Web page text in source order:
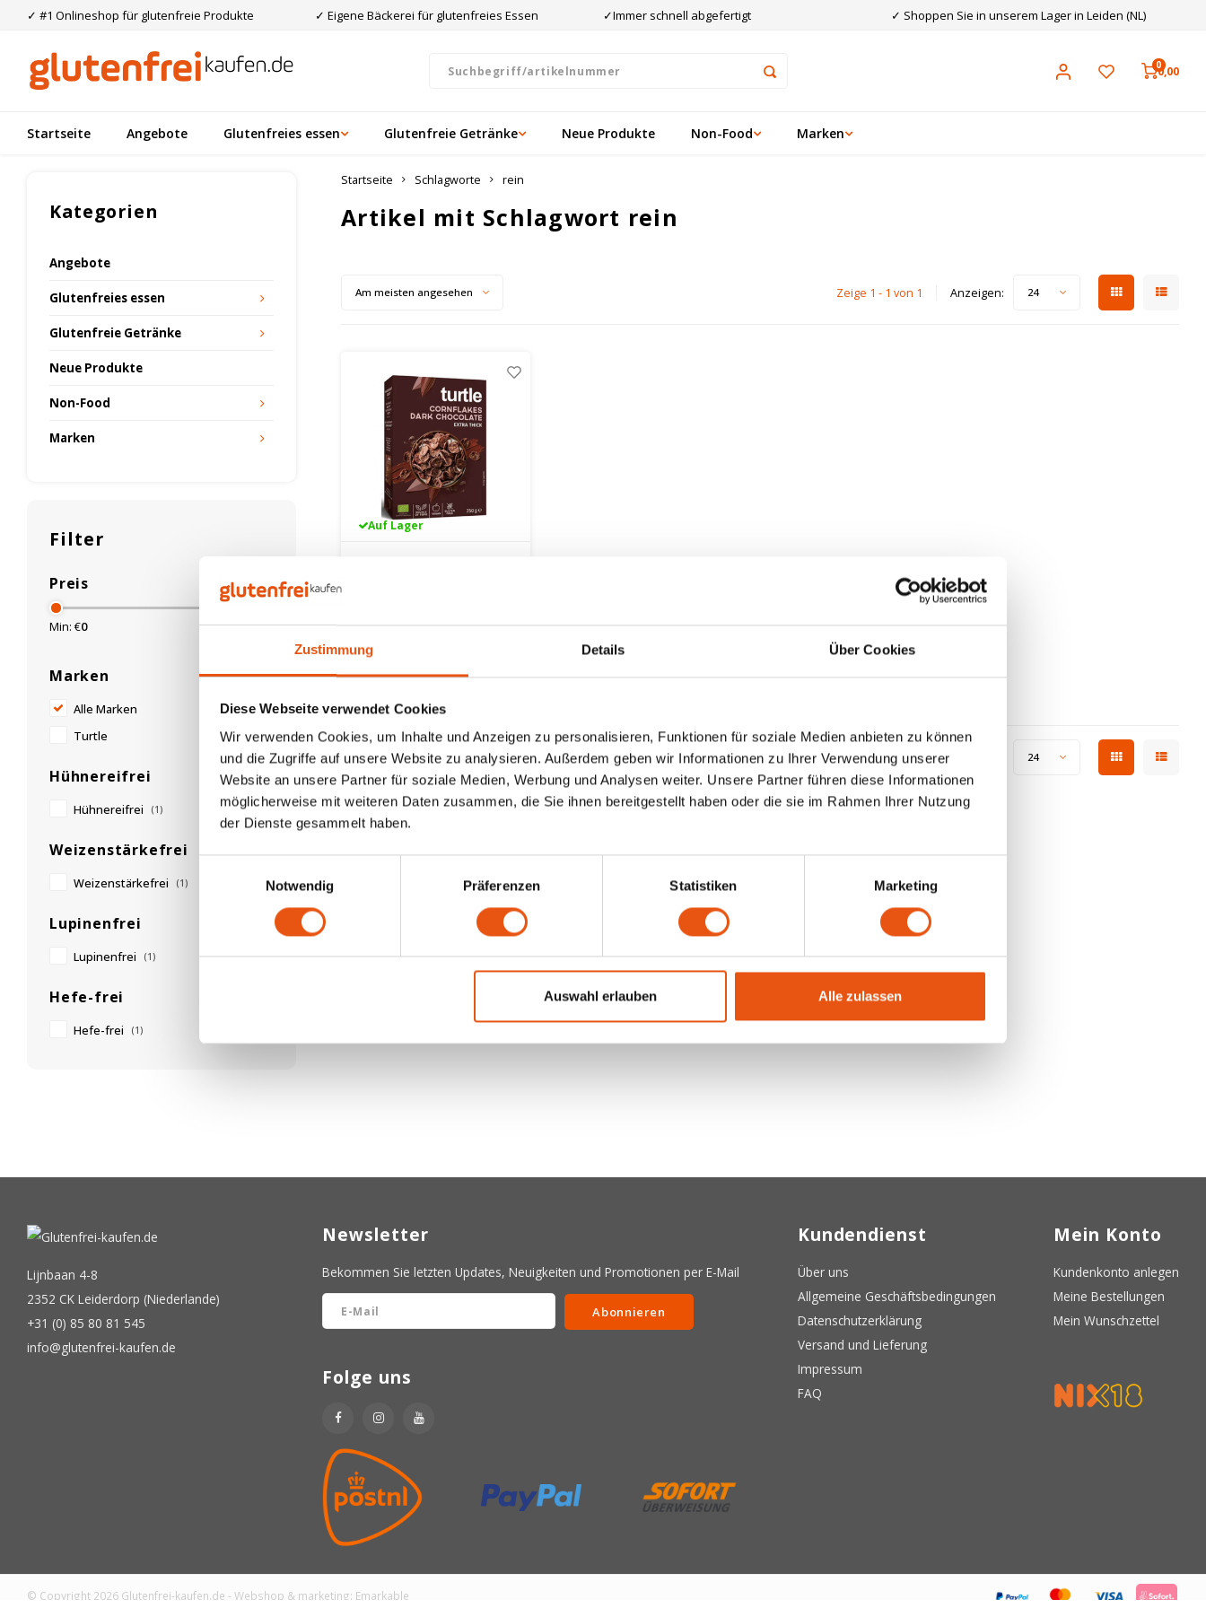
Zustimmung Details Über Cookies
Diese Webseite verwendet Cookies
Wir verwenden Cookies, um Inhalte und Anzeigen zu personalisieren, Funktionen für soziale Medien anbieten zu können
und die Zugriffe auf unsere Website zu analysieren. Außerdem geben wir Informationen zu Ihrer Verwendung unserer
Website an unsere Partner für soziale Medien, Werbung und Analysen weiter. Unsere Partner führen diese Informationen
möglicherweise mit weiteren Daten zusammen, die Sie ihnen bereitgestellt haben oder die sie im Rahmen Ihrer Nutzung
der Dienste gesammelt haben.
Notwendig
Präferenzen Statistiken Marketing
Auswahl erlauben Alle zulassen
✓ #1 Onlineshop für glutenfreie Produkte ✓ Eigene Bäckerei für glutenfreies Essen ✓Immer schnell abgefertigt ✓ Shoppen Sie in unserem Lager in Leiden (NL)
00,00
Startseite Angebote Glutenfreies essen Glutenfreie Getränke Neue Produkte Non-Food Marken
Kategorien
Angebote
Glutenfreies essen
Glutenfreie Getränke
Neue Produkte
Non-Food
Marken
Filter
Preis
Min: €0 Max: €10
Marken
Alle Marken
Turtle
Hühnereifrei
Hühnereifrei (1)
Weizenstärkefrei
Weizenstärkefrei (1)
Lupinenfrei
Lupinenfrei (1)
Hefe-frei
Hefe-frei (1)
Startseite Schlagworte rein
Artikel mit Schlagwort rein
Am meisten angesehen Zeige 1 - 1 von 1 Anzeigen: 24
Auf Lager
Bio 250 Gramm -
250 gram
7,19 €
Am meisten angesehen Zeige 1 - 1 von 1 24
Lijnbaan 4-8
2352 CK Leiderdorp (Niederlande)
+31 (0) 85 80 81 545
info@glutenfrei-kaufen.de
Newsletter
Bekommen Sie letzten Updates, Neuigkeiten und Promotionen per E-Mail
Abonnieren
Folge uns
Kundendienst
Über uns
Allgemeine Geschäftsbedingungen
Datenschutzerklärung
Versand und Lieferung
Impressum
FAQ
Mein Konto
Kundenkonto anlegen
Meine Bestellungen
Mein Wunschzettel
© Copyright 2026 Glutenfrei-kaufen.de - Webshop & marketing: Emarkable